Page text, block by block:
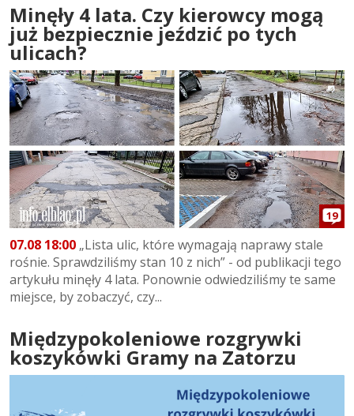
Minęły 4 lata. Czy kierowcy mogą
już bezpiecznie jeździć po tych
ulicach?
19
07.08 18:00 „Lista ulic, które wymagają naprawy stale
rośnie. Sprawdziliśmy stan 10 z nich” - od publikacji tego
artykułu minęły 4 lata. Ponownie odwiedziliśmy te same
miejsce, by zobaczyć, czy...
Międzypokoleniowe rozgrywki
koszykówki Gramy na Zatorzu